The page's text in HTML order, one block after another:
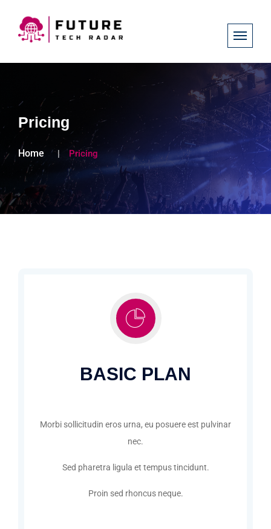
Pricing
Home Pricing
BASIC PLAN
Morbi sollicitudin eros urna, eu posuere est pulvinar
nec.
Sed pharetra ligula et tempus tincidunt.
Proin sed rhoncus neque.